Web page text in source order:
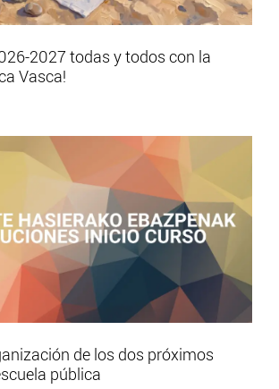
2027 todas y todos con la
Vasca!
de los dos próximos
pública